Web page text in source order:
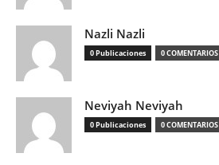
Nazli Nazli
0 Publicaciones 0 COMENTARIOS
Neviyah Neviyah
0 Publicaciones 0 COMENTARIOS